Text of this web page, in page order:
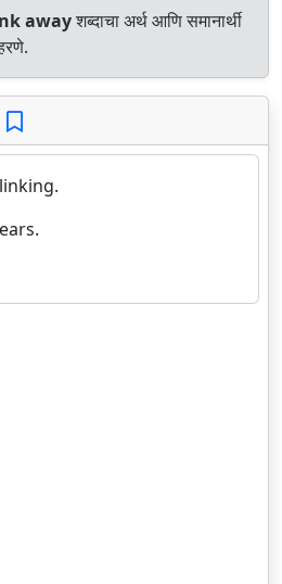
awayशब्दाचा अर्थ आणि समानार्थी